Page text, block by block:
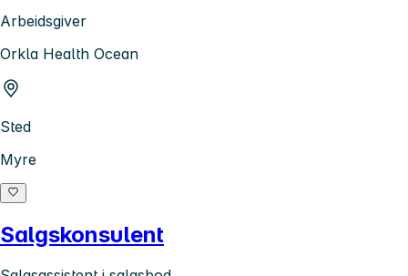
Arbeidsgiver
Orkla Health Ocean
Sted
Myre
Salgskonsulent